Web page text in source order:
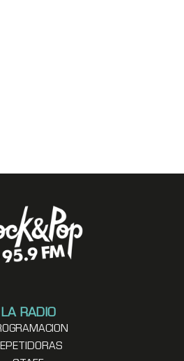
LA RADIO